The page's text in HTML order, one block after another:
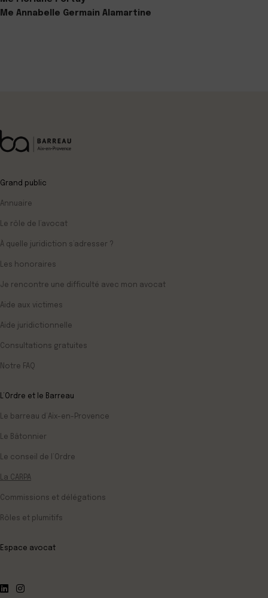
Me Annabelle Germain Alamartine
Grand public
Annuaire
Le rôle de l’avocat
À quelle juridiction s’adresser ?
Les honoraires
Je rencontre une difficulté avec mon avocat
Aide aux victimes
Aide juridictionnelle
Consultations gratuites
Notre FAQ
L’Ordre et le Barreau
Le barreau d’Aix-en-Provence
Le Bâtonnier
Le conseil de l’Ordre
La CARPA
Commissions et délégations
Rôles et plumitifs
Espace avocat